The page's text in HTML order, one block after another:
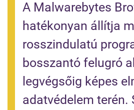
A Malwarebytes
hatékonyan állítja
rosszindulatú
bosszantó felugró
legvégsőig képes
adatvédelem terén.